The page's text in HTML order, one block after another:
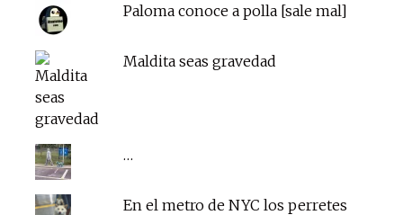
Paloma conoce a polla [sale mal]
Maldita seas gravedad
…
En el metro de NYC los perretes